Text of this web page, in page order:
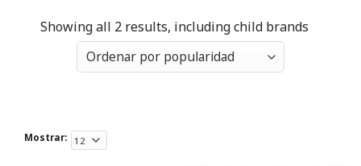
Showing all 2 results, including child brands
Mostrar: